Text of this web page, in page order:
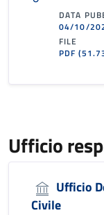
DATA
04/10/
FILE
PDF
Ufficio
Ufficio
Civile